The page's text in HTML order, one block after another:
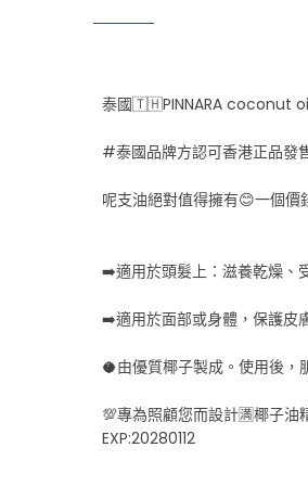
泰國🇹🇭PINNARA coconut
#泰國品牌方認可香港正品發
呢支油絕對值得擁有😊一個價
➡️適用於頭髮上：滋養乾燥、
➡️適用於面部或身體，保護皮
🥥由優質椰子製成。使用後，
💯專為照顧您而設計🈵椰子油
EXP:20280112